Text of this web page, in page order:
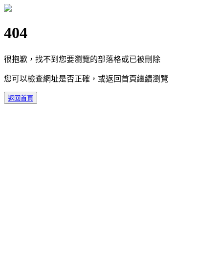
404
很抱歉，找不到您要瀏覽的部落格或已被刪除
您可以檢查網址是否正確，或返回首頁繼續瀏覽
返回首頁